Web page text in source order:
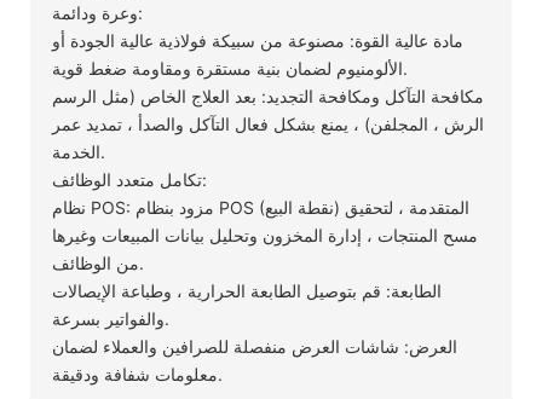
وعرة ودائمة:
مادة عالية القوة: مصنوعة من سبيكة فولاذية عالية الجودة أو
الألومنيوم لضمان بنية مستقرة ومقاومة ضغط قوية.
مكافحة التآكل ومكافحة التجديد: بعد العلاج الخاص (مثل الرسم
الرش ، المجلفن) ، يمنع بشكل فعال التآكل والصدأ ، تمديد عمر
الخدمة.
تكامل متعدد الوظائف:
نظام POS: مزود بنظام POS (نقطة البيع) المتقدمة ، لتحقيق
مسح المنتجات ، إدارة المخزون وتحليل بيانات المبيعات وغيرها
من الوظائف.
الطابعة: قم بتوصيل الطابعة الحرارية ، وطباعة الإيصالات
والفواتير بسرعة.
العرض: شاشات العرض منفصلة للصرافين والعملاء لضمان
معلومات شفافة ودقيقة.